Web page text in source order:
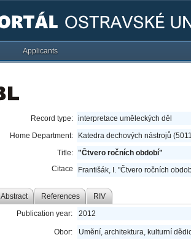
Applicants
Record type: interpretace uměleckých děl
Home Department:
Katedra dechových nástrojů
Title: "Čtvero ročních období"
Citace
Františák, I. "Čtvero ročních
Abstract References RIV
Publication year: 2012
Obor: Umění, architektura, kulturní